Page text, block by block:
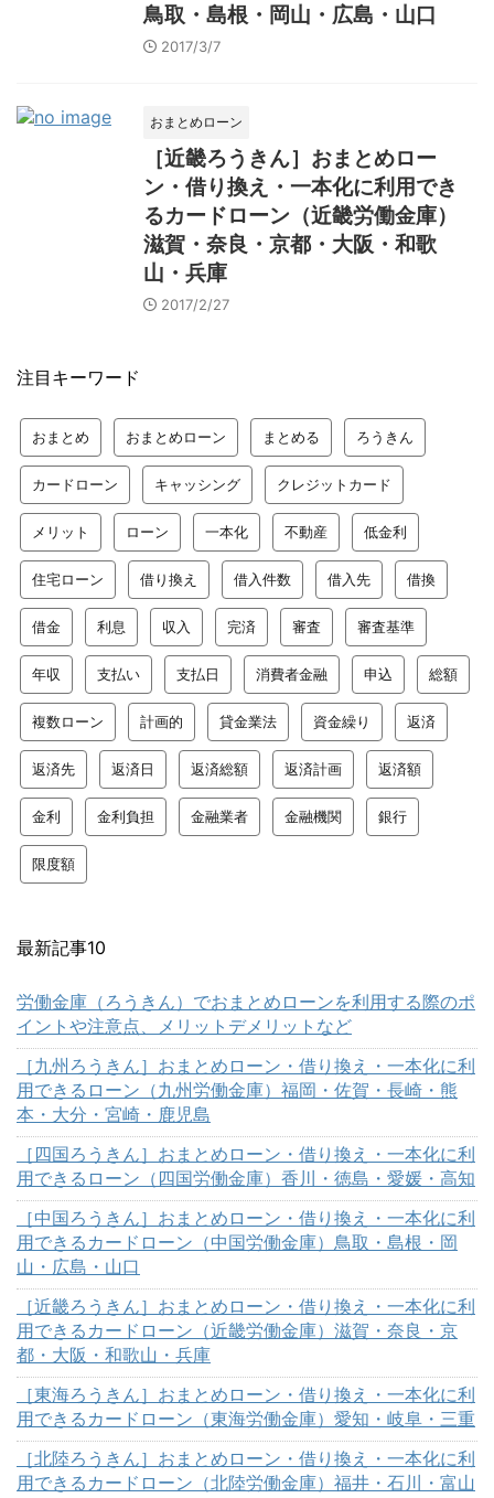
鳥取・島根・岡山・広島・山口
2017/3/7
おまとめローン
［近畿ろうきん］おまとめロー
ン・借り換え・一本化に利用でき
るカードローン（近畿労働金庫）
滋賀・奈良・京都・大阪・和歌
山・兵庫
2017/2/27
注目キーワード
おまとめ おまとめローン まとめる ろうきん
カードローン キャッシング クレジットカード
メリット ローン 一本化 不動産 低金利
住宅ローン 借り換え 借入件数 借入先 借換
借金 利息 収入 完済 審査 審査基準
年収 支払い 支払日 消費者金融 申込 総額
複数ローン 計画的 貸金業法 資金繰り 返済
返済先 返済日 返済総額 返済計画 返済額
金利 金利負担 金融業者 金融機関 銀行
限度額
最新記事10
労働金庫（ろうきん）でおまとめローンを利用する際のポ
イントや注意点、メリットデメリットなど
［九州ろうきん］おまとめローン・借り換え・一本化に利
用できるローン（九州労働金庫）福岡・佐賀・長崎・熊
本・大分・宮崎・鹿児島
［四国ろうきん］おまとめローン・借り換え・一本化に利
用できるローン（四国労働金庫）香川・徳島・愛媛・高知
［中国ろうきん］おまとめローン・借り換え・一本化に利
用できるカードローン（中国労働金庫）鳥取・島根・岡
山・広島・山口
［近畿ろうきん］おまとめローン・借り換え・一本化に利
用できるカードローン（近畿労働金庫）滋賀・奈良・京
都・大阪・和歌山・兵庫
［東海ろうきん］おまとめローン・借り換え・一本化に利
用できるカードローン（東海労働金庫）愛知・岐阜・三重
［北陸ろうきん］おまとめローン・借り換え・一本化に利
用できるカードローン（北陸労働金庫）福井・石川・富山